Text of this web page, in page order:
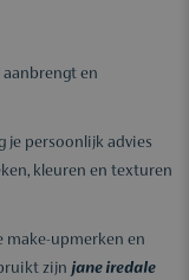
en
je persoonlijk advies
kleuren en texturen
make-upmerken en
zijn jane iredale